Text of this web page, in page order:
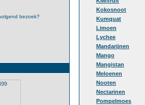
bezoek?
Kokosnoot
Kumquat
Limoen
Lychee
Mandarijnen
Mango
Mangistan
Meloenen
Nooten
Nectarinen
Pompelmoes